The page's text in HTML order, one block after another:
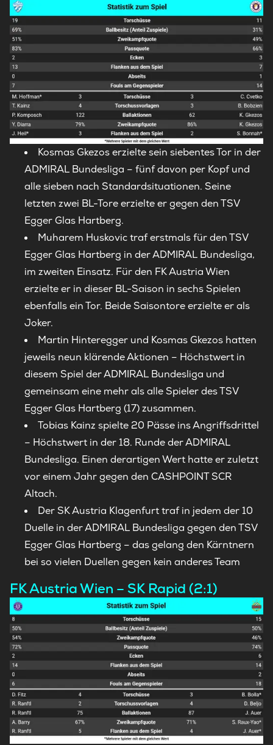
Kosmas Gkezos erzielte sein siebentes Tor in der
ADMIRAL Bundesliga – fünf davon per Kopf und
alle sieben nach Standardsituationen. Seine
letzten zwei BL-Tore erzielte er gegen den TSV
Egger Glas Hartberg.
Muharem Huskovic traf erstmals für den TSV
Egger Glas Hartberg in der ADMIRAL Bundesliga,
im zweiten Einsatz. Für den FK Austria Wien
erzielte er in dieser BL-Saison in sechs Spielen
ebenfalls ein Tor. Beide Saisontore erzielte er als
Joker.
Martin Hinteregger und Kosmas Gkezos hatten
jeweils neun klärende Aktionen – Höchstwert in
diesem Spiel der ADMIRAL Bundesliga und
gemeinsam eine mehr als alle Spieler des TSV
Egger Glas Hartberg (17) zusammen.
Tobias Kainz spielte 20 Pässe ins Angriffsdrittel
– Höchstwert in der 18. Runde der ADMIRAL
Bundesliga. Einen derartigen Wert hatte er zuletzt
vor einem Jahr gegen den CASHPOINT SCR
Altach.
Der SK Austria Klagenfurt traf in jedem der 10
Duelle in der ADMIRAL Bundesliga gegen den TSV
Egger Glas Hartberg – das gelang den Kärntnern
bei so vielen Duellen gegen kein anderes Team
FK Austria Wien – SK Rapid (2:1)